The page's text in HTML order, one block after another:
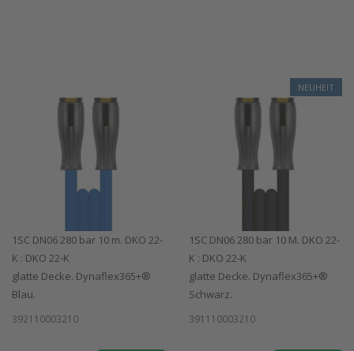
1SC DN06 280 bar 10 m. DKO 22-
K : DKO 22-K
glatte Decke. Dynaflex365+®
Blau.
392110003210
NEUHEIT
1SC DN06 280 bar 10 M. DKO 22-
K : DKO 22-K
glatte Decke. Dynaflex365+®
Schwarz.
391110003210